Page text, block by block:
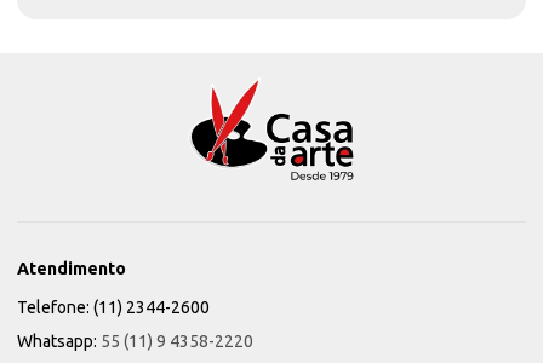
Atendimento
Telefone: (11) 2344-2600
Whatsapp: 55 (11) 9 4358-2220